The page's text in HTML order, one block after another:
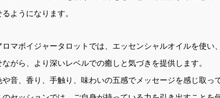
るようになります。
ロマボイジャータロットでは、エッセンシャルオイルを使い
ながら、より深いレベルでの癒しと気づきを提供します。
や音、香り、手触り、味わいの五感でメッセージを感じ取っ